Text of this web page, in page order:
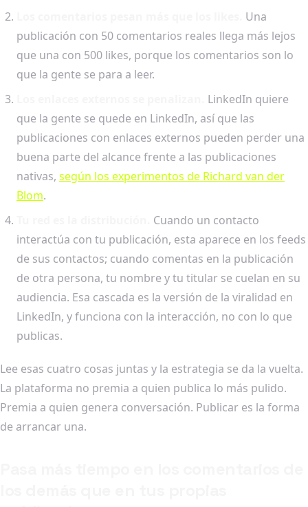
Una
publicación con 50 comentarios reales llega más lejos
que una con 500 likes, porque los comentarios son lo
que la gente se para a leer.
LinkedIn quiere
que la gente se quede en LinkedIn, así que las
publicaciones con enlaces externos pueden perder una
buena parte del alcance frente a las publicaciones
nativas, según los experimentos de Richard van der
Blom.
Cuando un contacto
interactúa con tu publicación, esta aparece en los feeds
de sus contactos; cuando comentas en la publicación
de otra persona, tu nombre y tu titular se cuelan en su
audiencia. Esa cascada es la versión de la viralidad en
LinkedIn, y funciona con la interacción, no con lo que
publicas.
Lee esas cuatro cosas juntas y la estrategia se da la vuelta.
La plataforma no premia a quien publica lo más pulido.
Premia a quien genera conversación. Publicar es la forma
de arrancar una.